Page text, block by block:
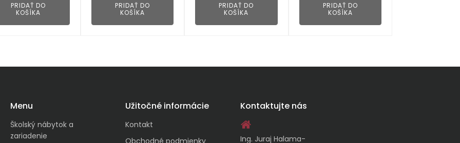
PRIDAŤ DO
KOŠÍKA
PRIDAŤ DO
KOŠÍKA
PRIDAŤ DO
KOŠÍKA
PRIDAŤ DO
KOŠÍKA
Menu
Školský nábytok a
zariadenie
Užitočné informácie
Kontakt
Obchodné podmienky
Kontaktujte nás
Ing. Juraj Halama-